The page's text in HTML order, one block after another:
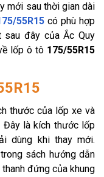
mới sau thời gian dài
55R15 có phù hợp
sau đây của Ắc Quy
lốp ô tô 175/55R15
thước của lốp xe và
Đây là kích thước lốp
dùng khi thay mới.
sách hướng dẫn
đứng của khung